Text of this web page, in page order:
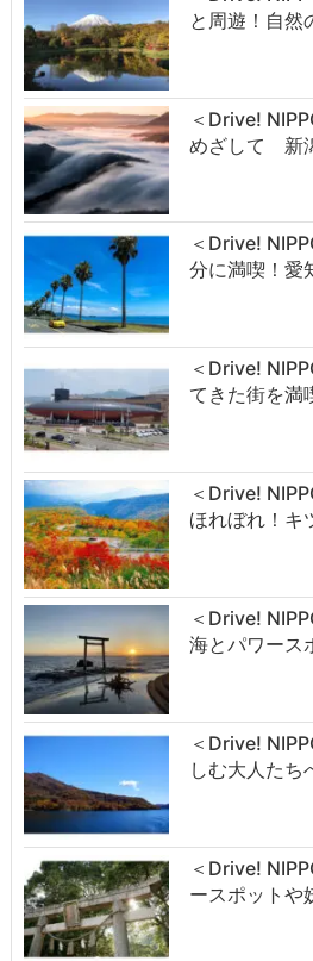
と周遊！自
＜Drive!
めざして 新
＜Drive!
分に満喫！愛
＜Drive!
てきた街を
＜Drive!
ほれぼれ！キ
＜Drive!
海とパワー
＜Drive!
しむ大人た
＜Drive!
ースポットや